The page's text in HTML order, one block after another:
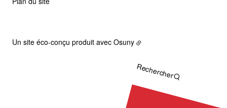
Rechercher
Un site éco-conçu produit avec Osuny